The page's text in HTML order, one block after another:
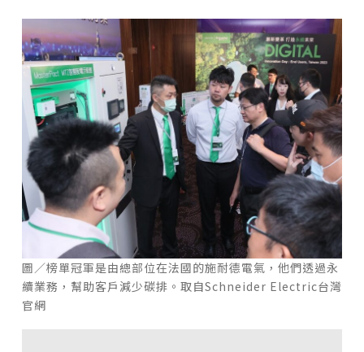
圖／榜單冠軍是由總部位在法國的施耐德電氣，他們透過永
續業務，幫助客戶減少碳排。取自Schneider Electric台灣
官網